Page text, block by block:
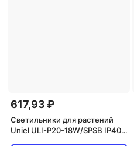
617,93 ₽
Светильники для растений
Uniel ULI-P20-18W/SPSB IP40